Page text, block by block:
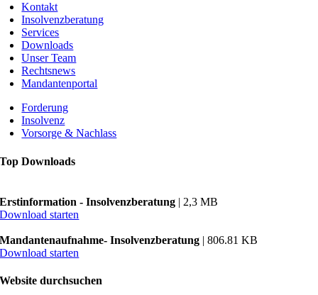
Kontakt
Insolvenzberatung
Services
Downloads
Unser Team
Rechtsnews
Mandantenportal
Forderung
Insolvenz
Vorsorge & Nachlass
Top Downloads
Erstinformation - Insolvenzberatung | 2,3 MB
Download starten
Mandantenaufnahme- Insolvenzberatung | 806.81 KB
Download starten
Website durchsuchen